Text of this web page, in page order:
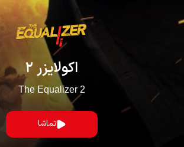
اکولایزر ۲
The Equalizer 2
تماشا